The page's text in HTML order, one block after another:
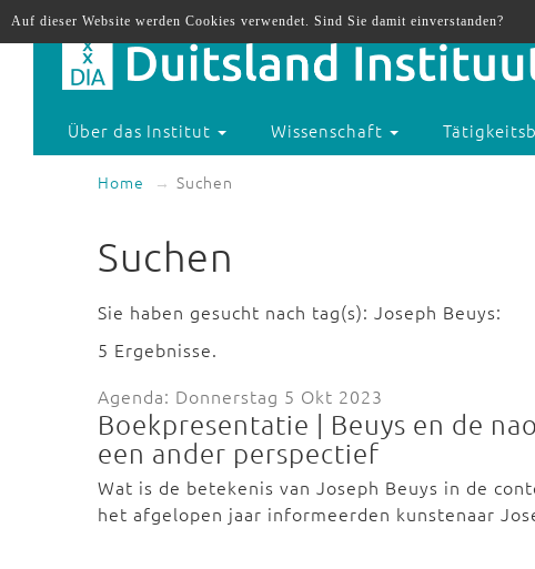
Über das Institut Wissenschaft
Home Suchen
Suchen
Sie haben gesucht nach tag(s): Joseph Beuys:
5 Ergebnisse.
Agenda: Donnerstag 5 Okt 2023
Boekpresentatie | Beuys en de
een ander perspectief
Wat is de betekenis van Joseph Beuys in de
het afgelopen jaar informeerden kunstenaar
Auf dieser Website werden Cookies verwendet. Sind Sie damit einverstanden?